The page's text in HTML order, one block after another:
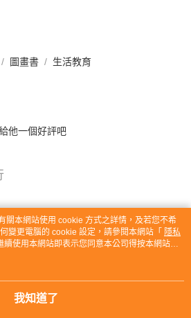
圖畫書 生活教育
他一個好評吧
關本網站使用 cookie 方式之詳情，及若您不希
變更電腦的 cookie 設定，請參閱本網站「 隱私
續使用本網站即表示您同意本公司得按本網站使
。
我知道了